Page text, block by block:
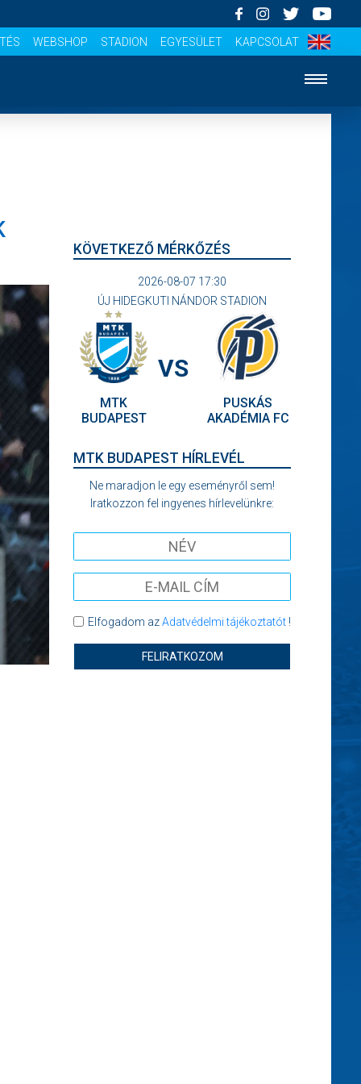
WEBSHOP STADION EGYESÜLET KAPCSOLAT
KÖVETKEZŐ MÉRKŐZÉS
2026-08-07 17:30
ÚJ HIDEGKUTI NÁNDOR STADION
MTK
BUDAPEST
VS
PUSKÁS
AKADÉMIA FC
MTK BUDAPEST HÍRLEVÉL
Ne maradjon le egy eseményről sem!
Iratkozzon fel ingyenes hírlevelünkre:
Elfogadom azAdatvédelmi tájékoztatót!
FELIRATKOZOM